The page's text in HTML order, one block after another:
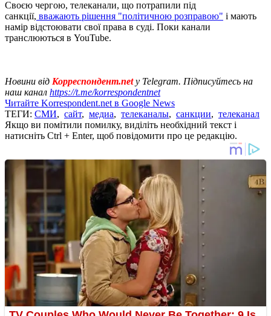
Своєю чергою, телеканали, що потрапили під
санкції, вважають рішення "політичною розправою" і мають
намір відстоювати свої права в суді. Поки канали
транслюються в YouTube.
Новини від Корреспондент.netу Telegram. Підписуйтесь на
наш канал https://t.me/korrespondentnet
Читайте Korrespondent.net в Google News
ТЕГИ: СМИ, сайт, медиа, телеканалы, санкции, телеканал
Якщо ви помітили помилку, виділіть необхідний текст і
натисніть Ctrl + Enter, щоб повідомити про це редакцію.